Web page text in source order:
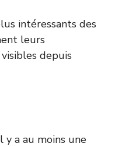
intéressants des
leurs
depuis
y a au moins une